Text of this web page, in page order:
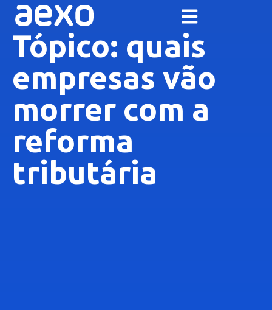
Tópico: quais
empresas vão
morrer com a
reforma
tributária